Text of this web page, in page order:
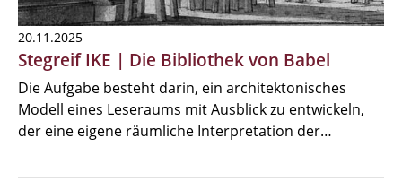
20.11.2025
Stegreif IKE | Die Bibliothek von Babel
Die Aufgabe besteht darin, ein architektonisches
Modell eines Leseraums mit Ausblick zu entwickeln,
der eine eigene räumliche Interpretation der…